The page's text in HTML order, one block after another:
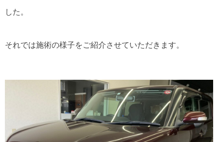
した。
それでは施術の様子をご紹介させていただきます。